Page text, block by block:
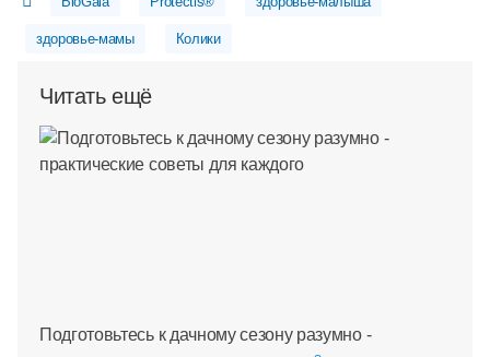
здоровье-мамы Колики
Читать ещё
Подготовьтесь к дачному сезону разумно -